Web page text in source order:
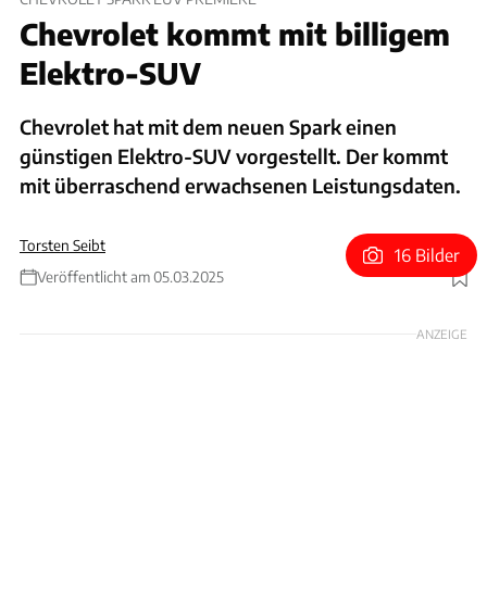
Chevrolet kommt mit billigem
Elektro-SUV
Chevrolet hat mit dem neuen Spark einen
günstigen Elektro-SUV vorgestellt. Der kommt
mit überraschend erwachsenen Leistungsdaten.
Torsten Seibt
Veröffentlicht am 05.03.2025
Foto: General Motors
16 Bilder
ANZEIGE